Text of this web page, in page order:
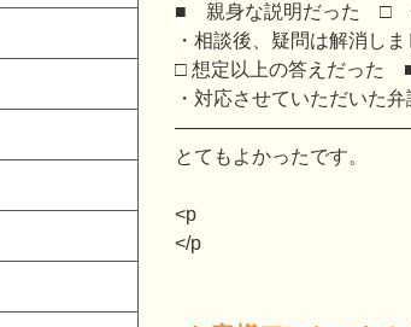
■ 親身な説明だった □
・相談後、疑問は解消しま
□ 想定以上の答えだった
・対応させていただいた
とてもよかったです。
<p
</p